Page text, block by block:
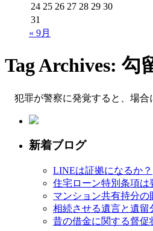
24 25 26 27 28 29 30
31
« 9月
Tag Archives:勾
犯罪が警察に発覚すると、場
新着ブログ
LINEは証拠になるか？
住宅ローン特別条項は
マンション共有持分の
相続させる遺言と遺留
昔の借金に関する督促